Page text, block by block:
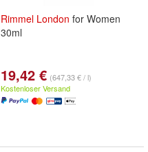
Rimmel London for Women
30ml
19,42 € (647,33 € / l)
Kostenloser Versand